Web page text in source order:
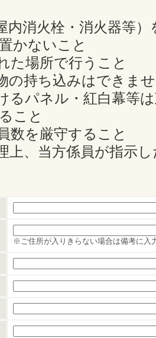
内消火栓・消火器等
かないこと
た場所で行うこと
の持ち込みはできま
るパネル・紅白幕等
こと
数を厳守すること
上、当方係員が指示
※ご住所が入りきらない場合は備考に入